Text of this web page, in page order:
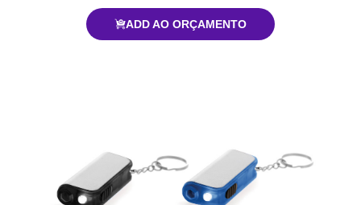
ADD AO ORÇAMENTO